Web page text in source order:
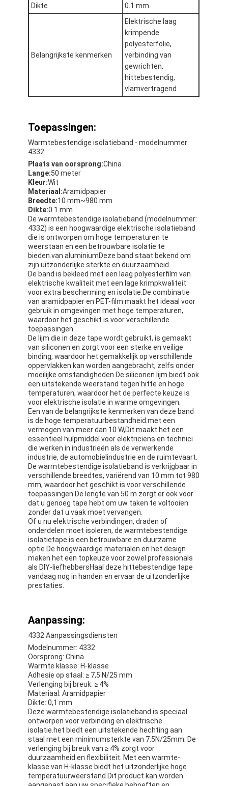
Dikte
0.1 mm
Belangrijkste kenmerken
Elektrische laag
krimpende
polyesterfolie,
verbinding van
gewrichten,
hittebestendig,
vlamvertragend
Toepassingen:
Warmtebestendige isolatieband - modelnummer:
4332
Plaats van oorsprong:China
Lange:50 meter
Kleur:Wit
Materiaal:Aramidpapier
Breedte:10 mm~980 mm
Dikte:0.1 mm
De warmtebestendige isolatieband (modelnummer:
4332) is een hoogwaardige elektrische isolatieband
die is ontworpen om hoge temperaturen te
weerstaan en een betrouwbare isolatie te
bieden.van aluminiumDeze band staat bekend om
zijn uitzonderlijke sterkte en duurzaamheid.
De band is bekleed met een laag polyesterfilm van
elektrische kwaliteit met een lage krimpkwaliteit
voor extra bescherming en isolatie.De combinatie
van aramidpapier en PET-film maakt het ideaal voor
gebruik in omgevingen met hoge temperaturen,
waardoor het geschikt is voor verschillende
toepassingen.
De lijm die in deze tape wordt gebruikt, is gemaakt
van siliconen en zorgt voor een sterke en veilige
binding, waardoor het gemakkelijk op verschillende
oppervlakken kan worden aangebracht, zelfs onder
moeilijke omstandigheden.De siliconen lijm biedt ook
een uitstekende weerstand tegen hitte en hoge
temperaturen, waardoor het de perfecte keuze is
voor elektrische isolatie in warme omgevingen.
Een van de belangrijkste kenmerken van deze band
is de hoge temperatuurbestandheid.met een
vermogen van meer dan 10 W,Dit maakt het een
essentieel hulpmiddel voor elektriciens en technici
die werken in industrieën als de verwerkende
industrie, de automobielindustrie en de ruimtevaart.
De warmtebestendige isolatieband is verkrijgbaar in
verschillende breedtes, variërend van 10 mm tot 980
mm, waardoor het geschikt is voor verschillende
toepassingen.De lengte van 50 m zorgt er ook voor
dat u genoeg tape hebt om uw taken te voltooien
zonder dat u vaak moet vervangen.
Of u nu elektrische verbindingen, draden of
onderdelen moet isoleren, de warmtebestendige
isolatietape is een betrouwbare en duurzame
optie.De hoogwaardige materialen en het design
maken het een topkeuze voor zowel professionals
als DIY-liefhebbersHaal deze hittebestendige tape
vandaag nog in handen en ervaar de uitzonderlijke
prestaties.
Aanpassing:
4332 Aanpassingsdiensten
Modelnummer: 4332
Oorsprong: China
Warmte klasse: H-klasse
Adhesie op staal: ≥ 7,5 N/25 mm
Verlenging bij breuk: ≥ 4%
Materiaal: Aramidpapier
Dikte: 0,1 mm
Deze warmtebestendige isolatieband is speciaal
ontworpen voor verbinding en elektrische
isolatie.het biedt een uitstekende hechting aan
staal met een minimumsterkte van 7.5N/25mm. De
verlenging bij breuk van ≥ 4% zorgt voor
duurzaamheid en flexibiliteit. Met een warmte-
klasse van H-klasse biedt het uitzonderlijke hoge
temperatuurweerstand.Dit product kan worden